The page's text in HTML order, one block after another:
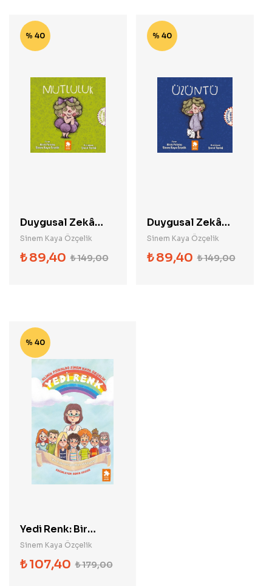
% 40
Duygusal Zekâ
Serisi - Mutluluk
Sinem Kaya Özçelik
₺149,00
₺89,40
% 40
Duygusal Zekâ
Serisi - Üzüntü
Sinem Kaya Özçelik
₺149,00
₺89,40
% 40
Yedi Renk: Bir
Psikoterapistten
Hikâyeler
Sinem Kaya Özçelik
₺179,00
₺107,40